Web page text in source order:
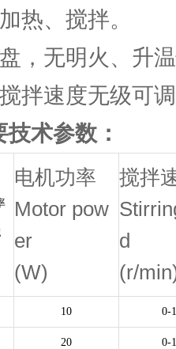
热、搅拌。
，无明火、升
拌速度无级可
术参数：
电机功率
Motor pow
er
(W)
搅拌
d
(r/
10 0-
20 0-